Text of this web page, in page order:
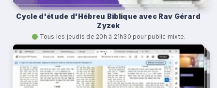
Cycle d'étude d'Hébreu Biblique avec Rav Gérard
Zyzek
Tous les jeudis de 20h à 21h30 pour public mixte.